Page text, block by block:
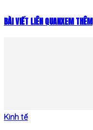
BÀI VIẾT LIÊN QUANXEM THÊM
Kinh tế